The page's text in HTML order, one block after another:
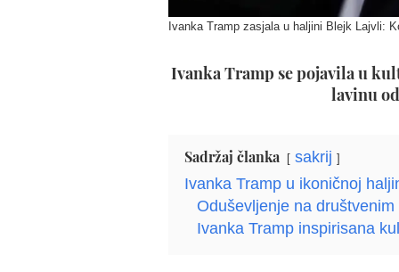
Ivanka Tramp zasjala u haljini Blejk Lajvli:
Ivanka Tramp se pojavila u
lavinu
Sadržaj članka
sakrij
Ivanka Tramp u ikoničnoj
Oduševljenje na
Ivanka Tramp inspirisana